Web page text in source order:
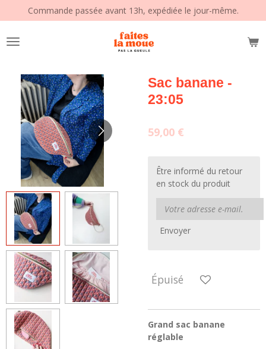
Passer
au
contenu
principal
Commande passée avant 13h, expédiée le jour-même.
Sac banane -
23:05
59,00 €
Être informé du retour
en stock du produit
Envoyer
Épuisé
Grand sac banane
réglable